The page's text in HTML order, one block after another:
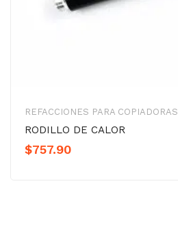
REFACCIONES PARA COPIADORAS
RODILLO DE CALOR
$757.90